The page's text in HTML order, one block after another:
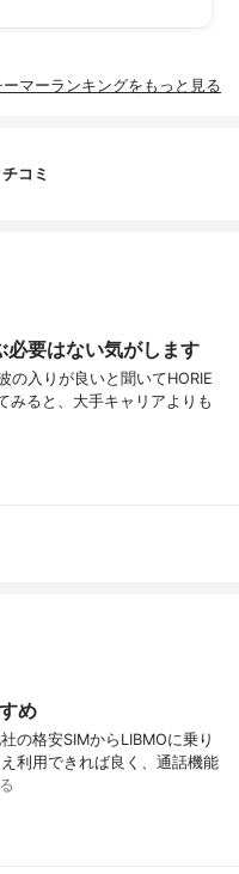
マーランキングをもっと見る
コミ
必要はない気がします
の入りが良いと聞いてHORIE
みると、大手キャリアよりも
め
の格安SIMからLIBMOに乗り
利用できれば良く、通話機能